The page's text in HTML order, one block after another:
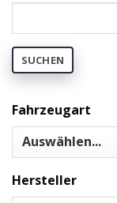
SUCHEN
Fahrzeugart
Hersteller